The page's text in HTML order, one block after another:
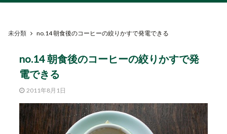
未分類 no.14 朝食後のコーヒーの絞りかすで発電できる
no.14 朝食後のコーヒーの絞りかすで発
電できる
2011年8月1日